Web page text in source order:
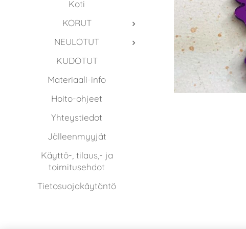
Koti
KORUT
NEULOTUT
KUDOTUT
Materiaali-info
Hoito-ohjeet
Yhteystiedot
Jälleenmyyjät
Käyttö-, tilaus,- ja
toimitusehdot
Tietosuojakäytäntö